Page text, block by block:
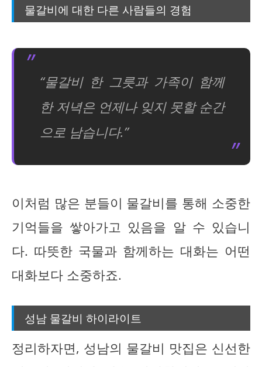
물갈비에 대한 다른 사람들의 경험
“물갈비 한 그릇과 가족이 함께
한 저녁은 언제나 잊지 못할 순간
으로 남습니다.”
이처럼 많은 분들이 물갈비를 통해 소중한
기억들을 쌓아가고 있음을 알 수 있습니
다. 따뜻한 국물과 함께하는 대화는 어떤
대화보다 소중하죠.
성남 물갈비 하이라이트
정리하자면, 성남의 물갈비 맛집은 신선한